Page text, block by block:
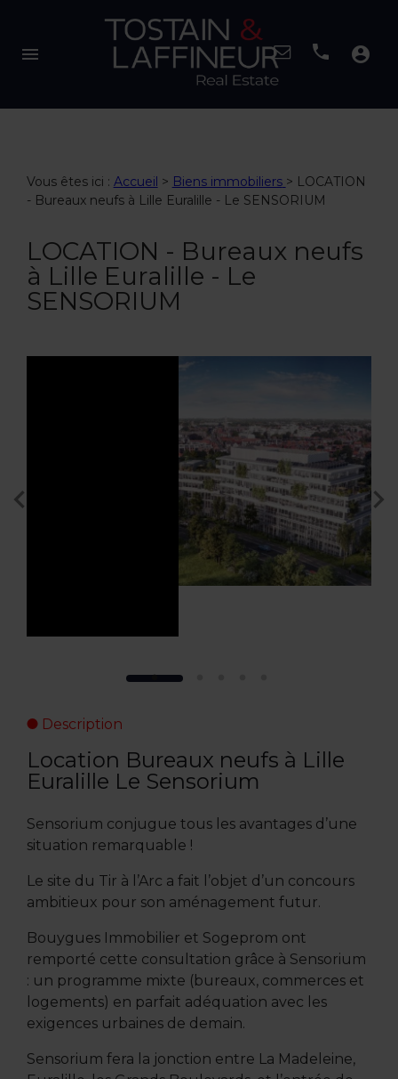
menu account_circle
Vous êtes ici : Accueil > Biens immobiliers > LOCATION
- Bureaux neufs à Lille Euralille - Le SENSORIUM
LOCATION - Bureaux neufs
à Lille Euralille - Le
SENSORIUM
Description
Location Bureaux neufs à Lille
Euralille Le Sensorium
Sensorium conjugue tous les avantages d’une
situation remarquable !
Le site du Tir à l’Arc a fait l’objet d’un concours
ambitieux pour son aménagement futur.
Bouygues Immobilier et Sogeprom ont
remporté cette consultation grâce à Sensorium
: un programme mixte (bureaux, commerces et
logements) en parfait adéquation avec les
exigences urbaines de demain.
Sensorium fera la jonction entre La Madeleine,